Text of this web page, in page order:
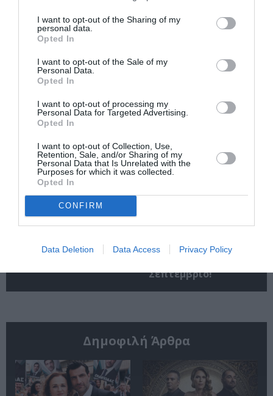
I want to opt-out of the Sharing of my
personal data.
Opted In
I want to opt-out of the Sale of my
Personal Data.
Opted In
I want to opt-out of processing my
Personal Data for Targeted Advertising.
Opted In
I want to opt-out of Collection, Use,
Retention, Sale, and/or Sharing of my
Personal Data that Is Unrelated with the
Purposes for which it was collected.
Opted In
CONFIRM
Data Deletion Data Access Privacy Policy
Οι Arab Strap στο
Gazarte Ground
Τα τραγούδια μας:
Άρης Δαβαράκης
στην Πάρο
Σταύρος Ξαρχάκος:
Ταξίδι στο φως στο
Τεχνόπολη 2026
δυναμικό
Σεπτέμβριο!
Δημοφιλή Άρθρα